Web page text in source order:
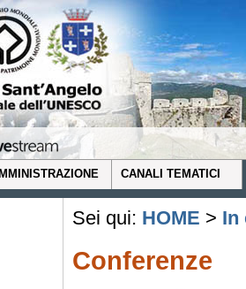
CANALI TEMATICI
Sei qui: HOME > In
Conferenze